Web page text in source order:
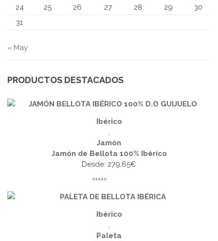
24 25 26 27 28 29
30
31
« May
PRODUCTOS DESTACADOS
Ibérico
,
Jamón
Jamón de Bellota 100% Ibérico
Desde: 279,65€
Ibérico
,
Paleta